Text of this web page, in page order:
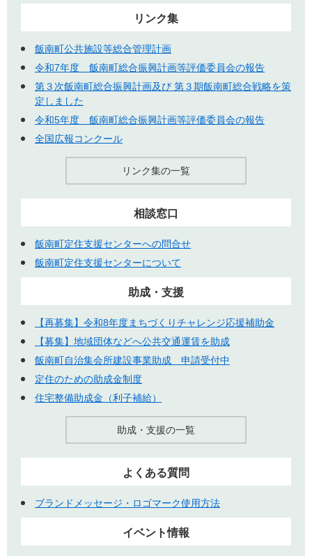
リンク集
飯南町公共施設等総合管理計画
令和7年度 飯南町総合振興計画等評価委員会の報告
第３次飯南町総合振興計画及び 第３期飯南町総合戦略を策
定しました
令和5年度 飯南町総合振興計画等評価委員会の報告
全国広報コンクール
リンク集の一覧
相談窓口
飯南町定住支援センターへの問合せ
飯南町定住支援センターについて
助成・支援
【再募集】令和8年度まちづくりチャレンジ応援補助金
【募集】地域団体などへ公共交通運賃を助成
飯南町自治集会所建設事業助成 申請受付中
定住のための助成金制度
住宅整備助成金（利子補給）
助成・支援の一覧
よくある質問
ブランドメッセージ・ロゴマーク使用方法
イベント情報